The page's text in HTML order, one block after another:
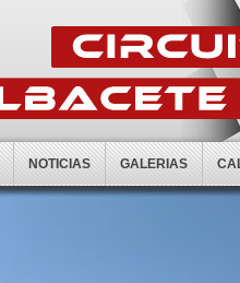
NOTICIAS GALERIAS